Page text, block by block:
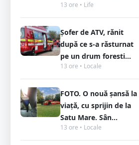
13 ore • Life
Șofer de ATV, rănit
după ce s-a răsturnat
pe un drum foresti...
13 ore • Locale
FOTO. O nouă șansă la
viață, cu sprijin de la
Satu Mare. Sân...
13 ore • Locale